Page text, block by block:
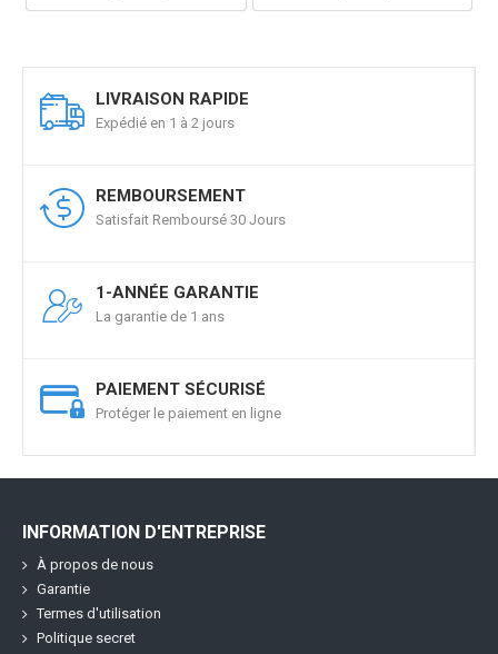
LIVRAISON RAPIDE
Expédié en 1 à 2 jours
REMBOURSEMENT
Satisfait Remboursé 30 Jours
1-ANNÉE GARANTIE
La garantie de 1 ans
PAIEMENT SÉCURISÉ
Protéger le paiement en ligne
INFORMATION D'ENTREPRISE
À propos de nous
Garantie
Termes d'utilisation
Politique secret